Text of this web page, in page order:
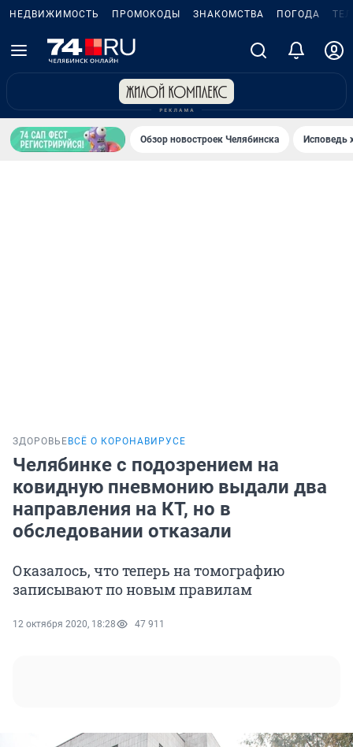
НЕДВИЖИМОСТЬ ПРОМОКОДЫ ЗНАКОМСТВА ПОГОДА
Обзор новостроек Челябинска Исповедь
ЗДОРОВЬЕ ВСЁ О КОРОНАВИРУСЕ
Челябинке с подозрением на
ковидную пневмонию выдали два
направления на КТ, но в
обследовании отказали
Оказалось, что теперь на томографию
записывают по новым правилам
12 октября 2020, 18:28 47 911